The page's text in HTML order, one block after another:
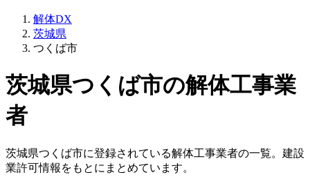
解体DX
茨城県
つくば市
茨城県つくば市の解体工事業
者
茨城県つくば市に登録されている解体工事業者の一覧。建設
業許可情報をもとにまとめています。